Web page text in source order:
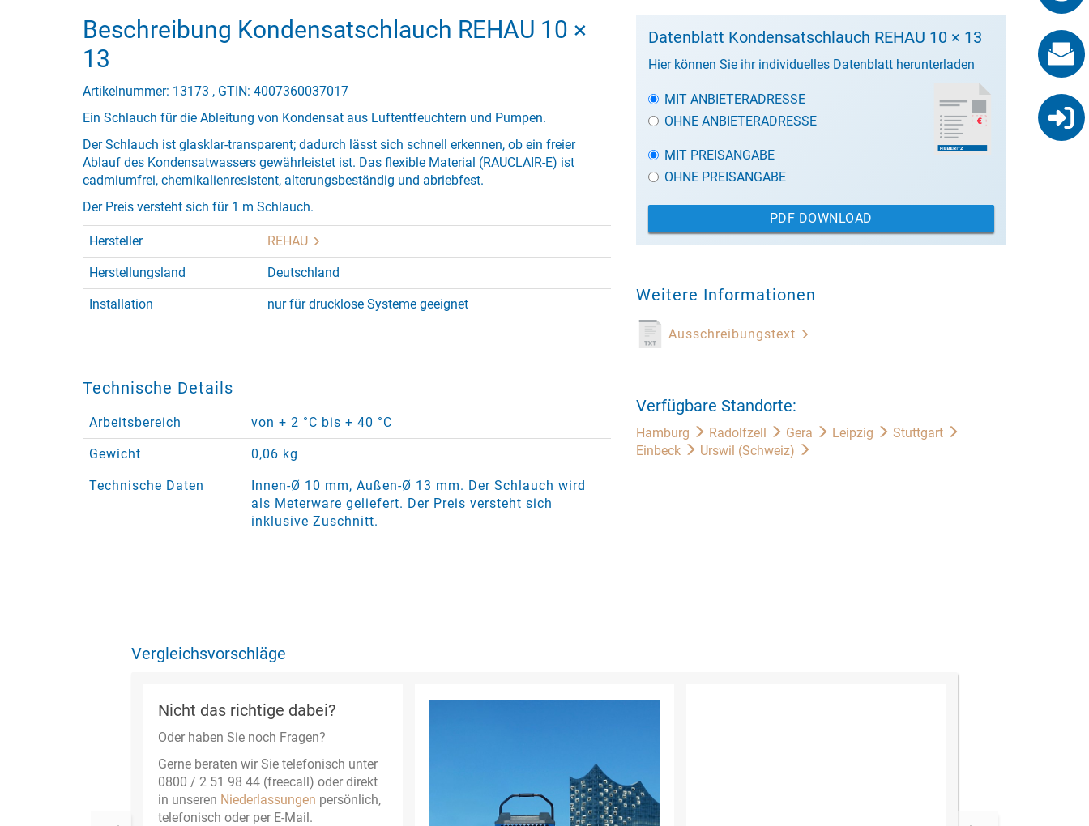
Beschreibung Kondensatschlauch REHAU 10 ×
13
Artikelnummer: 13173 , GTIN: 4007360037017
Ein Schlauch für die Ableitung von Kondensat aus Luftentfeuchtern und Pumpen.
Der Schlauch ist glasklar-transparent; dadurch lässt sich schnell erkennen, ob ein freier
Ablauf des Kondensatwassers gewährleistet ist. Das flexible Material (RAUCLAIR-E) ist
cadmiumfrei, chemikalienresistent, alterungsbeständig und abriebfest.
Der Preis versteht sich für 1 m Schlauch.
Hersteller REHAU
Herstellungsland Deutschland
Installation nur für drucklose Systeme geeignet
Technische Details
Arbeitsbereich von + 2 °C bis + 40 °C
Gewicht 0,06 kg
Technische Daten
Innen-Ø 10 mm, Außen-Ø 13 mm. Der Schlauch wird
als Meterware geliefert. Der Preis versteht sich
inklusive Zuschnitt.
Datenblatt Kondensatschlauch REHAU 10 × 13
Hier können Sie ihr individuelles Datenblatt herunterladen
MIT ANBIETERADRESSE
OHNE ANBIETERADRESSE
MIT PREISANGABE
OHNE PREISANGABE
PDF DOWNLOAD
Weitere Informationen
Ausschreibungstext
Verfügbare Standorte:
Hamburg Radolfzell Gera Leipzig
Stuttgart
Einbeck
Urswil (Schweiz)
Vergleichsvorschläge
Nicht das richtige dabei?
Oder haben Sie noch Fragen?
Gerne beraten wir Sie telefonisch unter
0800 / 2 51 98 44 (freecall) oder direkt
in unseren Niederlassungen persönlich,
telefonisch oder per E-Mail.